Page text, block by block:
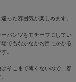
った雰囲気が楽しめます。
パンツをモチーフにしてい
でもなかなかお目にかかる
。
そこまで薄くないので、春